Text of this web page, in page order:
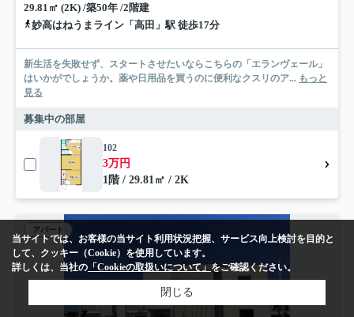
29.81㎡ (2K) /築50年 /2階建
妙高はねうまライン「高田」駅 徒歩17分
新生活を失敗せず、スタートさせたいならこちらの「エランヴェール」
はいかがでしょうか。薬や日用品を買うのに便利なクスリのア... もっと
見る
募集中の部屋
102
3万円
1階 / 29.81㎡ / 2K
アパート
当サイトでは、お客様の当サイト利用状況把握、サービス向上検討を目的と
して、クッキー（Cookie）を使用しています。
詳しくは、当社の 「Cookieの取扱いについて」をご確認ください。
閉じる